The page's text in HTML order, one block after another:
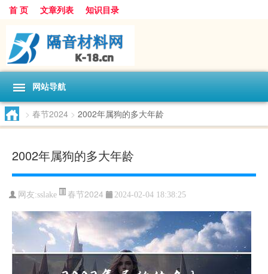
首 页 文章列表 知识目录
网站导航
> 春节2024 > 2002年属狗的多大年龄
2002年属狗的多大年龄
网友:sslake 春节2024 2024-02-04 18:38:25